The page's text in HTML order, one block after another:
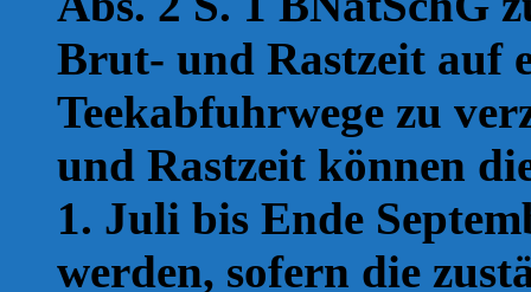
Brut- und Rastzeit auf
Teekabfuhrwege zu
und Rastzeit können
1. Juli bis Ende
werden, sofern die